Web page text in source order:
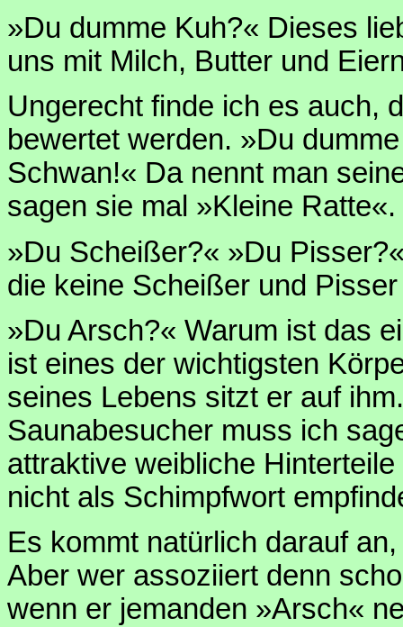
»Du dumme Kuh?« Dieses
uns mit Milch, Butter und
Ungerecht finde ich es auch,
bewertet werden. »Du
Schwan!« Da nennt man
sagen sie mal »Kleine Ratte«.
»Du Scheißer?« »Du
die keine Scheißer und
»Du Arsch?« Warum ist das
ist eines der wichtigsten
seines Lebens sitzt er auf
Saunabesucher muss ich
attraktive weibliche
nicht als Schimpfwort
Es kommt natürlich darauf
Aber wer assoziiert denn
wenn er jemanden »Arsch«